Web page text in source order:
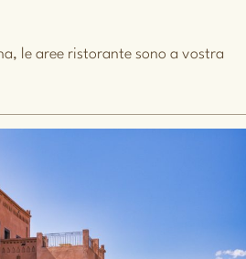
le aree ristorante sono a vostra